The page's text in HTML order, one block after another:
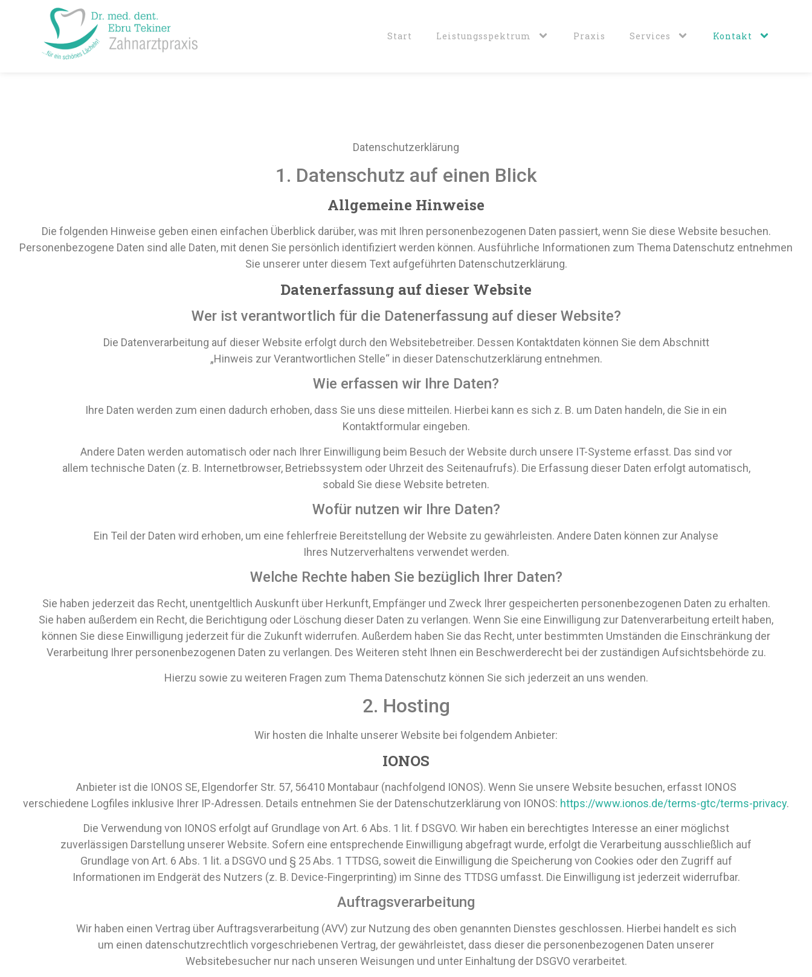
Start Leistungs­spektrum Praxis Services Kontakt
Datenschutz­erklärung
1. Datenschutz auf einen Blick
Allgemeine Hinweise
Die folgenden Hinweise geben einen einfachen Überblick darüber, was mit Ihren personenbezogenen Daten passiert, wenn Sie diese Website besuchen.
Personenbezogene Daten sind alle Daten, mit denen Sie persönlich identifiziert werden können. Ausführliche Informationen zum Thema Datenschutz entnehmen
Sie unserer unter diesem Text aufgeführten Datenschutzerklärung.
Datenerfassung auf dieser Website
Wer ist verantwortlich für die Datenerfassung auf dieser Website?
Die Datenverarbeitung auf dieser Website erfolgt durch den Websitebetreiber. Dessen Kontaktdaten können Sie dem Abschnitt
„Hinweis zur Verantwortlichen Stelle“ in dieser Datenschutzerklärung entnehmen.
Wie erfassen wir Ihre Daten?
Ihre Daten werden zum einen dadurch erhoben, dass Sie uns diese mitteilen. Hierbei kann es sich z. B. um Daten handeln, die Sie in ein
Kontaktformular eingeben.
Andere Daten werden automatisch oder nach Ihrer Einwilligung beim Besuch der Website durch unsere IT-Systeme erfasst. Das sind vor
allem technische Daten (z. B. Internetbrowser, Betriebssystem oder Uhrzeit des Seitenaufrufs). Die Erfassung dieser Daten erfolgt automatisch,
sobald Sie diese Website betreten.
Wofür nutzen wir Ihre Daten?
Ein Teil der Daten wird erhoben, um eine fehlerfreie Bereitstellung der Website zu gewährleisten. Andere Daten können zur Analyse
Ihres Nutzerverhaltens verwendet werden.
Welche Rechte haben Sie bezüglich Ihrer Daten?
Sie haben jederzeit das Recht, unentgeltlich Auskunft über Herkunft, Empfänger und Zweck Ihrer gespeicherten personenbezogenen Daten zu erhalten.
Sie haben außerdem ein Recht, die Berichtigung oder Löschung dieser Daten zu verlangen. Wenn Sie eine Einwilligung zur Datenverarbeitung erteilt haben,
können Sie diese Einwilligung jederzeit für die Zukunft widerrufen. Außerdem haben Sie das Recht, unter bestimmten Umständen die Einschränkung der
Verarbeitung Ihrer personenbezogenen Daten zu verlangen. Des Weiteren steht Ihnen ein Beschwerderecht bei der zuständigen Aufsichtsbehörde zu.
Hierzu sowie zu weiteren Fragen zum Thema Datenschutz können Sie sich jederzeit an uns wenden.
2. Hosting
Wir hosten die Inhalte unserer Website bei folgendem Anbieter:
IONOS
Anbieter ist die IONOS SE, Elgendorfer Str. 57, 56410 Montabaur (nachfolgend IONOS). Wenn Sie unsere Website besuchen, erfasst IONOS
verschiedene Logfiles inklusive Ihrer IP-Adressen. Details entnehmen Sie der Datenschutzerklärung von IONOS: https://www.ionos.de/terms-gtc/terms-privacy.
Die Verwendung von IONOS erfolgt auf Grundlage von Art. 6 Abs. 1 lit. f DSGVO. Wir haben ein berechtigtes Interesse an einer möglichst
zuverlässigen Darstellung unserer Website. Sofern eine entsprechende Einwilligung abgefragt wurde, erfolgt die Verarbeitung ausschließlich auf
Grundlage von Art. 6 Abs. 1 lit. a DSGVO und § 25 Abs. 1 TTDSG, soweit die Einwilligung die Speicherung von Cookies oder den Zugriff auf
Informationen im Endgerät des Nutzers (z. B. Device-Fingerprinting) im Sinne des TTDSG umfasst. Die Einwilligung ist jederzeit widerrufbar.
Auftragsverarbeitung
Wir haben einen Vertrag über Auftragsverarbeitung (AVV) zur Nutzung des oben genannten Dienstes geschlossen. Hierbei handelt es sich
um einen datenschutzrechtlich vorgeschriebenen Vertrag, der gewährleistet, dass dieser die personenbezogenen Daten unserer
Websitebesucher nur nach unseren Weisungen und unter Einhaltung der DSGVO verarbeitet.